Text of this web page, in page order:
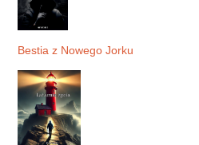
Bestia z Nowego Jorku